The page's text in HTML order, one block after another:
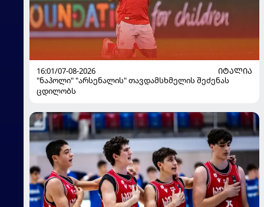
16:01/07-08-2026
ᲘᲢᲐᲚᲘᲐ
"ნაპოლი" "არსენალის" თავდამსხმელის შეძენას
ცდილობს